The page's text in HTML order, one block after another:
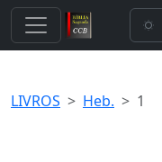
LIVROS Heb. 1